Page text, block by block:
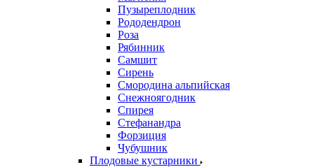
Пузыреплодник
Рододендрон
Роза
Рябинник
Самшит
Сирень
Смородина альпийская
Снежноягодник
Спирея
Стефанандра
Форзиция
Чубушник
Плодовые кустарники